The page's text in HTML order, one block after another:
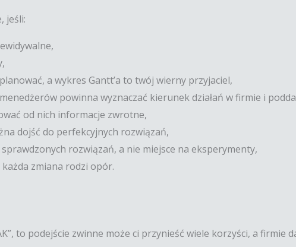
jeśli:
a wykres Gantt’a to twój wierny przyjaciel,
powinna wyznaczać kierunek działań w firmie i
od nich informacje zwrotne,
dojść do perfekcyjnych rozwiązań,
rozwiązań, a nie miejsce na eksperymenty,
zmiana rodzi opór.
to podejście zwinne może ci przynieść wiele korzyści, a firmie